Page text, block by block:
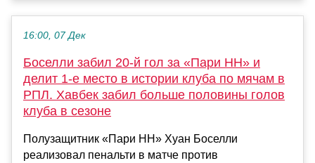
16:00, 07 Дек
Боселли забил 20-й гол за «Пари НН» и
делит 1-е место в истории клуба по мячам в
РПЛ. Хавбек забил больше половины голов
клуба в сезоне
Полузащитник «Пари НН» Хуан Боселли
реализовал пенальти в матче против